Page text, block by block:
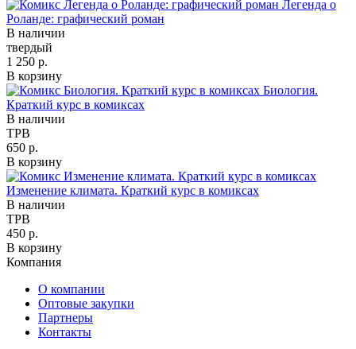
Легенда о
Роланде: графический роман
В наличии
твердый
1 250 р.
В корзину
Биология.
Краткий курс в комиксах
В наличии
TPB
650 р.
В корзину
Изменение климата. Краткий курс в комиксах
В наличии
TPB
450 р.
В корзину
Компания
О компании
Оптовые закупки
Партнеры
Контакты